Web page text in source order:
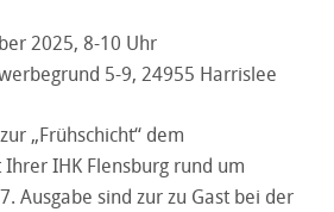
2025, 8-10 Uhr
5-9, 24955 Harrislee
„Frühschicht“ dem
IHK Flensburg rund um
Ausgabe sind zur zu Gast bei der